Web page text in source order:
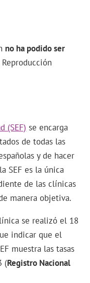
no ha podido ser
(SEF) se encarga
de todas las
y de hacer
SEF es la única
de las clínicas
manera objetiva.
se realizó el 18
indicar que el
muestra las tasas
(Registro Nacional